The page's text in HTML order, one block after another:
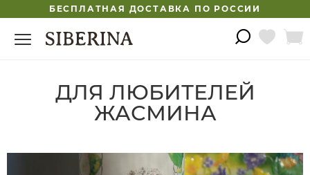
БЕСПЛАТНАЯ ДОСТАВКА ПО РОССИИ
ДЛЯ ЛЮБИТЕЛЕЙ
ЖАСМИНА